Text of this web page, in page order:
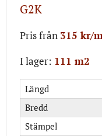
G2K
Pris från 315 kr/
I lager: 111 m2
Längd
Bredd
Stämpel